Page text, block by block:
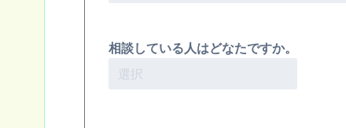
相談している人はどなたですか。